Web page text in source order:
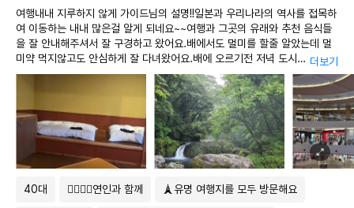
진행될 수 있습니다.(출발3~4일 전 공동행사 인원 확인 가능)
투어 진행 순서는 현지 사정에 따라 변경될 수 있습니다.
본 상품은 단체관광을 위해 기획된 패키지 상품입니다.
개별 일정을 원하는 고객님께서는 개별여행상품으로 예약하시기
바랍니다.
패키지 일정 불참 시 여행약관에 따라 숙박/식사/관광 등 포함된
서비스가 제공되지 않으며 , 이에 상응하는 요금의 환급을 청구할 수
없습니다.
본 여행상품 요금은 대한민국 국적자 기준입니다.외국 국적이신 경우
추가 요금이 발생되거나 행사 합류가 불가할 수 있습니다.
쇼핑안내
더보기
여행내내 지루하지 않게 가이드님의 설명!!일본과 우리나라의 역사를 접목하
여 이동하는 내내 많은걸 알게 되네요~~여행과 그곳의 유래와 추천 음식들
을 잘 안내해주셔서 잘 구경하고 왔어요.배에서도 멀미를 할줄 알았는데 멀
미약 먹지않고도 안심하게 잘 다녀왔어요.배에 오르기전 저녁 도시
락 챙길것!!데워서 먹는건 노노!!전자렌지 세대로 데워먹기에는 배안
의 수용하는 인원들이 못버텨요!!데워먹지 않는 저녁 도시락과 가이드님이
올때 점심도시락도알맞게 쇼핑하게 해주셔서 가이드님 잘 따라가면 될듯해
요!!안전하게 멀미하지않고 잘다녀왔네요!!김태연 가이드님 오래오래 건강하
게 또뵈어요~~
40대 👩‍❤️‍💋‍👨연인과 함께 🗼유명 여행지를 모두 방문해요